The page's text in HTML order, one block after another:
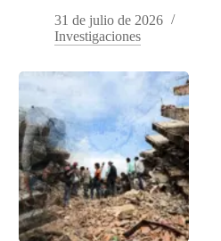
31 de julio de 2026
Investigaciones